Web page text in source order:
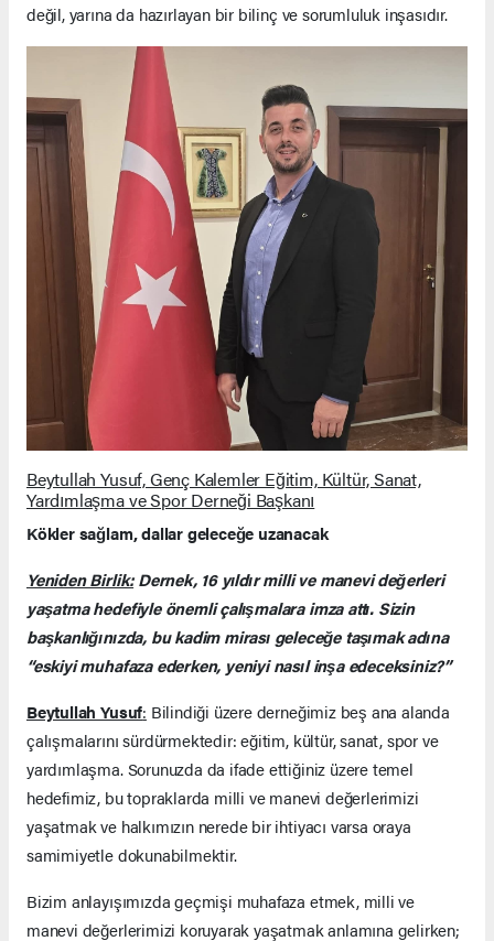
değil, yarına da hazırlayan bir bilinç ve sorumluluk inşasıdır.
Beytullah Yusuf, Genç Kalemler Eğitim, Kültür, Sanat,
Yardımlaşma ve Spor Derneği Başkanı
Kökler sağlam, dallar geleceğe uzanacak
Yeniden Birlik:Dernek, 16 yıldır milli ve manevi değerleri
yaşatma hedefiyle önemli çalışmalara imza attı. Sizin
başkanlığınızda, bu kadim mirası geleceğe taşımak adına
“eskiyi muhafaza ederken, yeniyi nasıl inşa edeceksiniz?”
Beytullah Yusuf: Bilindiği üzere derneğimiz beş ana alanda
çalışmalarını sürdürmektedir: eğitim, kültür, sanat, spor ve
yardımlaşma. Sorunuzda da ifade ettiğiniz üzere temel
hedefimiz, bu topraklarda milli ve manevi değerlerimizi
yaşatmak ve halkımızın nerede bir ihtiyacı varsa oraya
samimiyetle dokunabilmektir.
Bizim anlayışımızda geçmişi muhafaza etmek, milli ve
manevi değerlerimizi koruyarak yaşatmak anlamına gelirken;